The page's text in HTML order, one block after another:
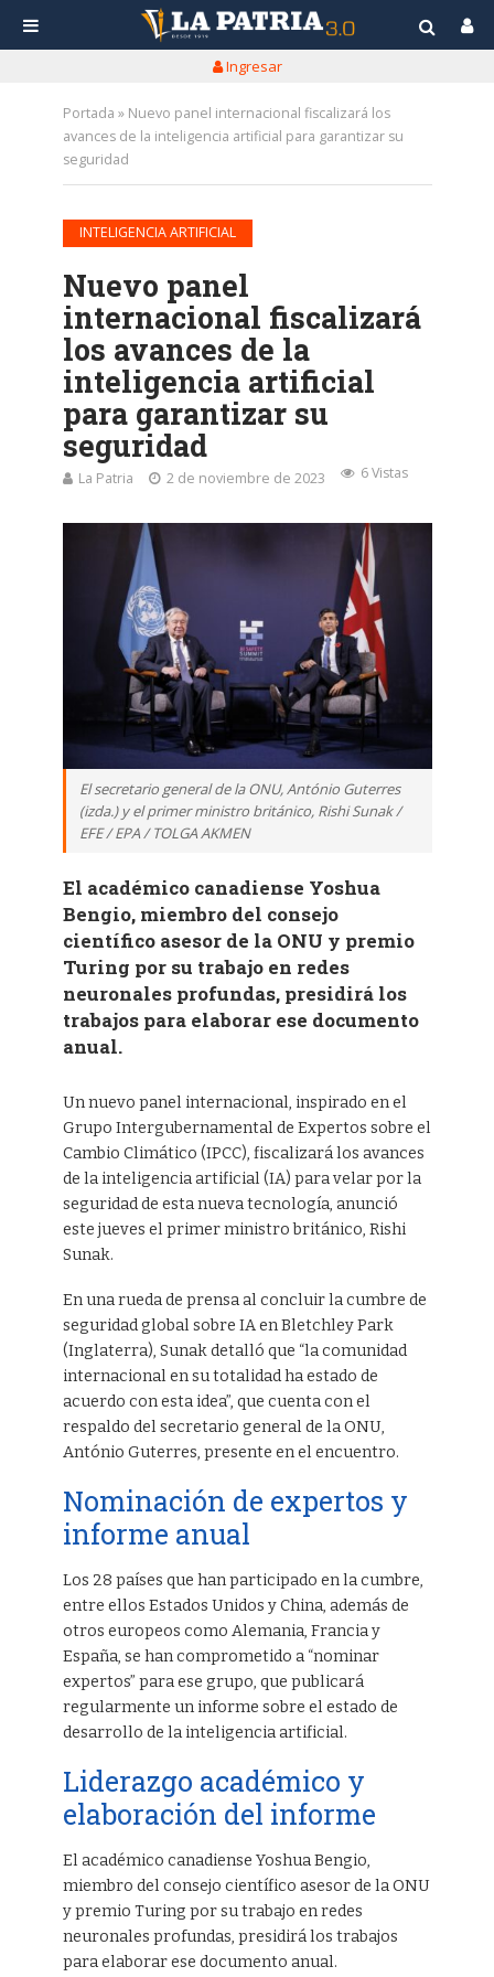
Ingresar
Portada » Nuevo panel internacional fiscalizará los
avances de la inteligencia artificial para garantizar su
seguridad
INTELIGENCIA ARTIFICIAL
Nuevo panel
internacional fiscalizará
los avances de la
inteligencia artificial
para garantizar su
seguridad
La Patria 2 de noviembre de 2023 6 Vistas
El secretario general de la ONU, António Guterres
(izda.) y el primer ministro británico, Rishi Sunak /
EFE / EPA / TOLGA AKMEN
El académico canadiense Yoshua
Bengio, miembro del consejo
científico asesor de la ONU y premio
Turing por su trabajo en redes
neuronales profundas, presidirá los
trabajos para elaborar ese documento
anual.
Un nuevo panel internacional, inspirado en el
Grupo Intergubernamental de Expertos sobre el
Cambio Climático (IPCC), fiscalizará los avances
de la inteligencia artificial (IA) para velar por la
seguridad de esta nueva tecnología, anunció
este jueves el primer ministro británico, Rishi
Sunak.
En una rueda de prensa al concluir la cumbre de
seguridad global sobre IA en Bletchley Park
(Inglaterra), Sunak detalló que “la comunidad
internacional en su totalidad ha estado de
acuerdo con esta idea”, que cuenta con el
respaldo del secretario general de la ONU,
António Guterres, presente en el encuentro.
Nominación de expertos y
informe anual
Los 28 países que han participado en la cumbre,
entre ellos Estados Unidos y China, además de
otros europeos como Alemania, Francia y
España, se han comprometido a “nominar
expertos” para ese grupo, que publicará
regularmente un informe sobre el estado de
desarrollo de la inteligencia artificial.
Liderazgo académico y
elaboración del informe
El académico canadiense Yoshua Bengio,
miembro del consejo científico asesor de la ONU
y premio Turing por su trabajo en redes
neuronales profundas, presidirá los trabajos
para elaborar ese documento anual.